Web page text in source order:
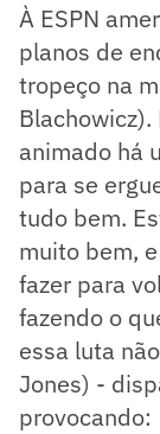
À ESPN
planos de
tropeço na
animado há
para se
tudo bem.
muito bem,
fazer para
fazendo o
essa luta
Jones) -
provocando: